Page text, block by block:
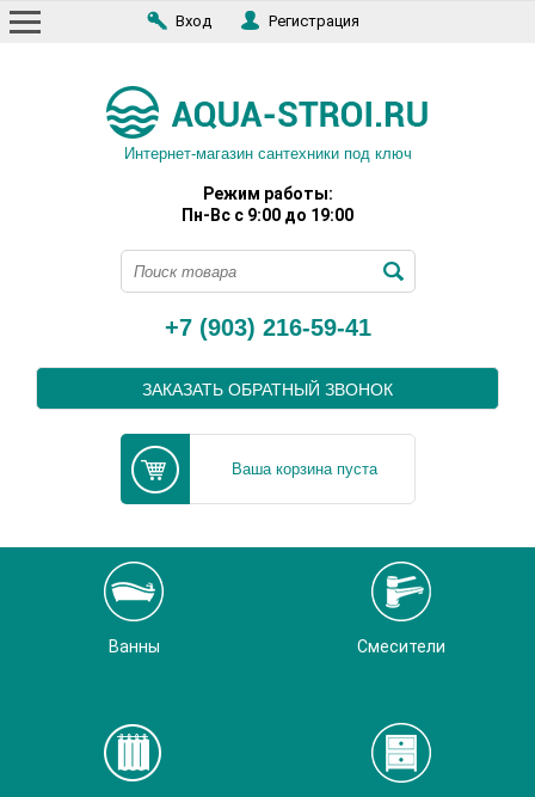
Вход Регистрация
Интернет-магазин сантехники под ключ
Режим работы:
Пн-Вс с 9:00 до 19:00
+7 (903) 216-59-41
ЗАКАЗАТЬ ОБРАТНЫЙ ЗВОНОК
Ваша корзина пуста
Ванны Смесители